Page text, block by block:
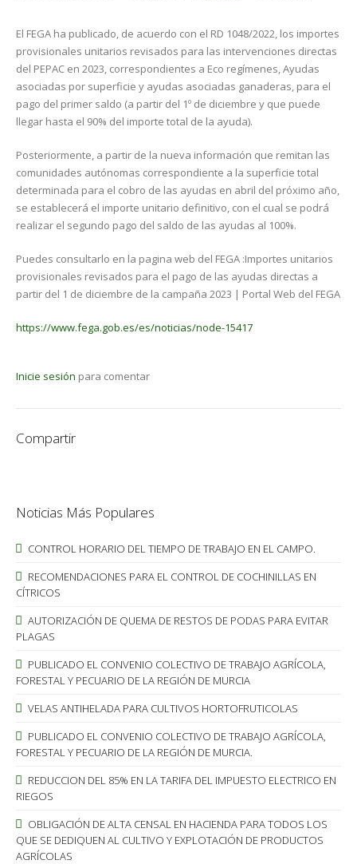
El FEGA ha publicado, de acuerdo con el RD 1048/2022, los importes
provisionales unitarios revisados para las intervenciones directas
del PEPAC en 2023, correspondientes a Eco regímenes, Ayudas
asociadas por superficie y ayudas asociadas ganaderas, para el
pago del primer saldo (a partir del 1º de diciembre y que puede
llegar hasta el 90% del importe total de la ayuda).
Posteriormente, a partir de la nueva información que remitan las
comunidades autónomas correspondiente a la superficie total
determinada para el cobro de las ayudas en abril del próximo año,
se establecerá el importe unitario definitivo, con el cual se podrá
realizar el segundo pago del saldo de las ayudas al 100%.
Puedes consultarlo en la pagina web del FEGA :Importes unitarios
provisionales revisados para el pago de las ayudas directas a
partir del 1 de diciembre de la campaña 2023 | Portal Web del FEGA
https://www.fega.gob.es/es/noticias/node-15417
Inicie sesión para comentar
Compartir
Noticias Más Populares
CONTROL HORARIO DEL TIEMPO DE TRABAJO EN EL CAMPO.
RECOMENDACIONES PARA EL CONTROL DE COCHINILLAS EN
CÍTRICOS
AUTORIZACIÓN DE QUEMA DE RESTOS DE PODAS PARA EVITAR
PLAGAS
PUBLICADO EL CONVENIO COLECTIVO DE TRABAJO AGRÍCOLA,
FORESTAL Y PECUARIO DE LA REGIÓN DE MURCIA
VELAS ANTIHELADA PARA CULTIVOS HORTOFRUTICOLAS
PUBLICADO EL CONVENIO COLECTIVO DE TRABAJO AGRÍCOLA,
FORESTAL Y PECUARIO DE LA REGIÓN DE MURCIA.
REDUCCION DEL 85% EN LA TARIFA DEL IMPUESTO ELECTRICO EN
RIEGOS
OBLIGACIÓN DE ALTA CENSAL EN HACIENDA PARA TODOS LOS
QUE SE DEDIQUEN AL CULTIVO Y EXPLOTACIÓN DE PRODUCTOS
AGRÍCOLAS